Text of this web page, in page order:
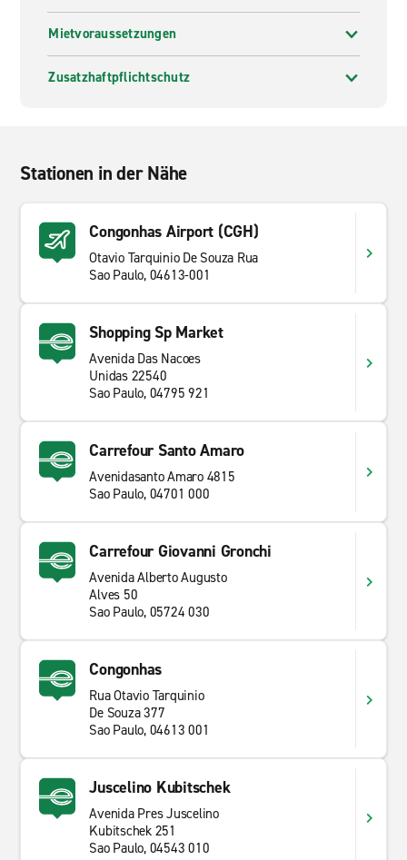
Mietvoraussetzungen
Zusatzhaftpflichtschutz
Stationen in der Nähe
Congonhas Airport (CGH)
Otavio Tarquinio De Souza Rua
Sao Paulo, 04613-001
Shopping Sp Market
Avenida Das Nacoes
Unidas 22540
Sao Paulo, 04795 921
Carrefour Santo Amaro
Avenidasanto Amaro 4815
Sao Paulo, 04701 000
Carrefour Giovanni Gronchi
Avenida Alberto Augusto
Alves 50
Sao Paulo, 05724 030
Congonhas
Rua Otavio Tarquinio
De Souza 377
Sao Paulo, 04613 001
Juscelino Kubitschek
Avenida Pres Juscelino
Kubitschek 251
Sao Paulo, 04543 010